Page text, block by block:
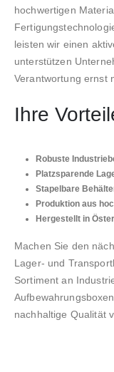
hochwertigen
leisten wir einen
unterstützen
Verantwortung ernst
Ihre
Robuste
Platzsparende
Stapelbare
Produktion aus
Hergestellt in
Machen Sie den
Lager- und
Sortiment an
nachhaltige Qualität